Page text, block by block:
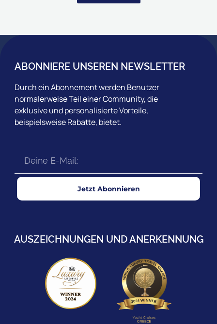
ABONNIERE UNSEREN NEWSLETTER
Durch ein Abonnement werden Benutzer
normalerweise Teil einer Community, die
exklusive und personalisierte Vorteile,
beispielsweise Rabatte, bietet.
Jetzt Abonnieren
AUSZEICHNUNGEN UND ANERKENNUNG